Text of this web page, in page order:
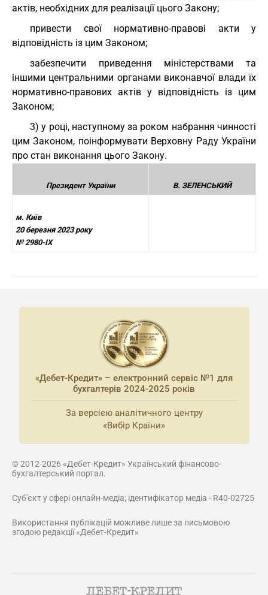
актів, необхідних для реалізації цього Закону;
привести свої нормативно-правові акти у
відповідність із цим Законом;
забезпечити приведення міністерствами та
іншими центральними органами виконавчої влади їх
нормативно-правових актів у відповідність із цим
Законом;
3) у році, наступному за роком набрання чинності
цим Законом, поінформувати Верховну Раду України
про стан виконання цього Закону.
Президент України В. ЗЕЛЕНСЬКИЙ
м. Київ
20 березня 2023 року
№ 2980-IX
«Дебет-Кредит» – електронний сервіс №1 для
бухгалтерів 2024-2025 років
За версією аналітичного центру
«Вибір Країни»
© 2012-2026 «Дебет-Кредит» Український фінансово-
бухгалтерський портал.
Суб'єкт у сфері онлайн-медіа; ідентифікатор медіа - R40-02725
Використання публікацій можливе лише за письмовою
згодою редакції «Дебет-Кредит»